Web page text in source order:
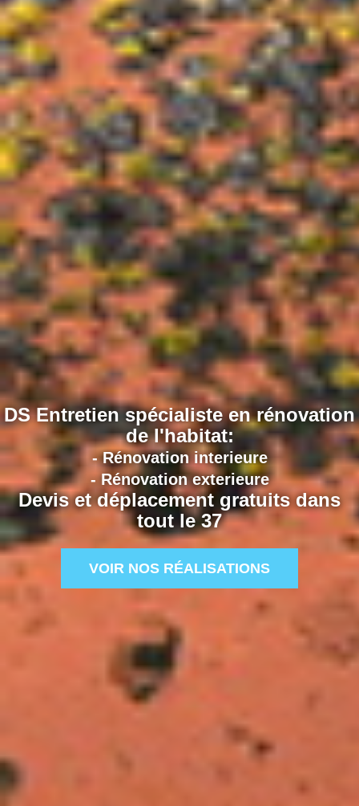
DS Entretien spécialiste en rénovation
de l'habitat:
- Rénovation interieure
- Rénovation exterieure
Devis et déplacement gratuits dans
tout le 37
VOIR NOS RÉALISATIONS